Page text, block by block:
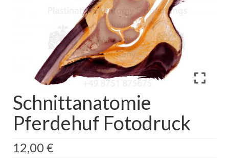
Schnittanatomie
Pferdehuf Fotodruck
12,00€